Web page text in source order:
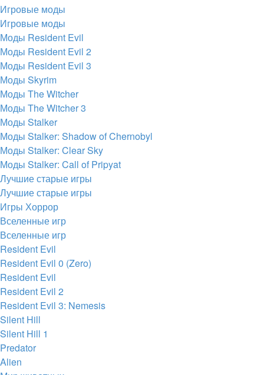
Игровые моды
Игровые моды
Моды Resident Evil
Моды Resident Evil 2
Моды Resident Evil 3
Моды Skyrim
Моды The Witcher
Моды The Witcher 3
Моды Stalker
Моды Stalker: Shadow of Chernobyl
Моды Stalker: Clear Sky
Моды Stalker: Call of Pripyat
Лучшие старые игры
Лучшие старые игры
Игры Хоррор
Вселенные игр
Вселенные игр
Resident Evil
Resident Evil 0 (Zero)
Resident Evil
Resident Evil 2
Resident Evil 3: Nemesis
Silent Hill
Silent Hill 1
Predator
Alien